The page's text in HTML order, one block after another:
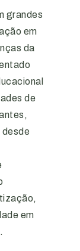
grandes
em
da
de
em